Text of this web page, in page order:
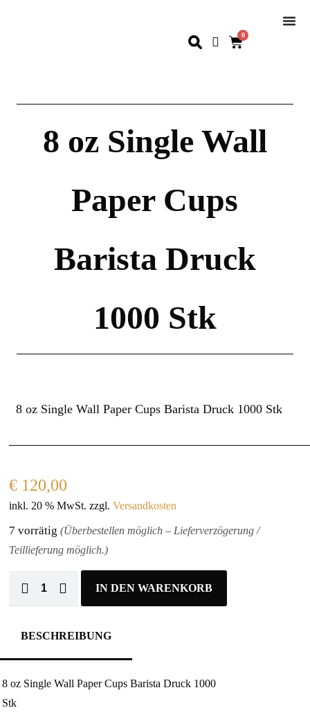
0
8 oz Single Wall
Paper Cups
Barista Druck
1000 Stk
8 oz Single Wall Paper Cups Barista Druck 1000 Stk
€ 120,00
inkl. 20 % MwSt. zzgl.Versandkosten
7 vorrätig(Überbestellen möglich – Lieferverzögerung /
Teillieferung möglich.)
IN DEN WARENKORB
BESCHREIBUNG
8 oz Single Wall Paper Cups Barista Druck 1000
Stk